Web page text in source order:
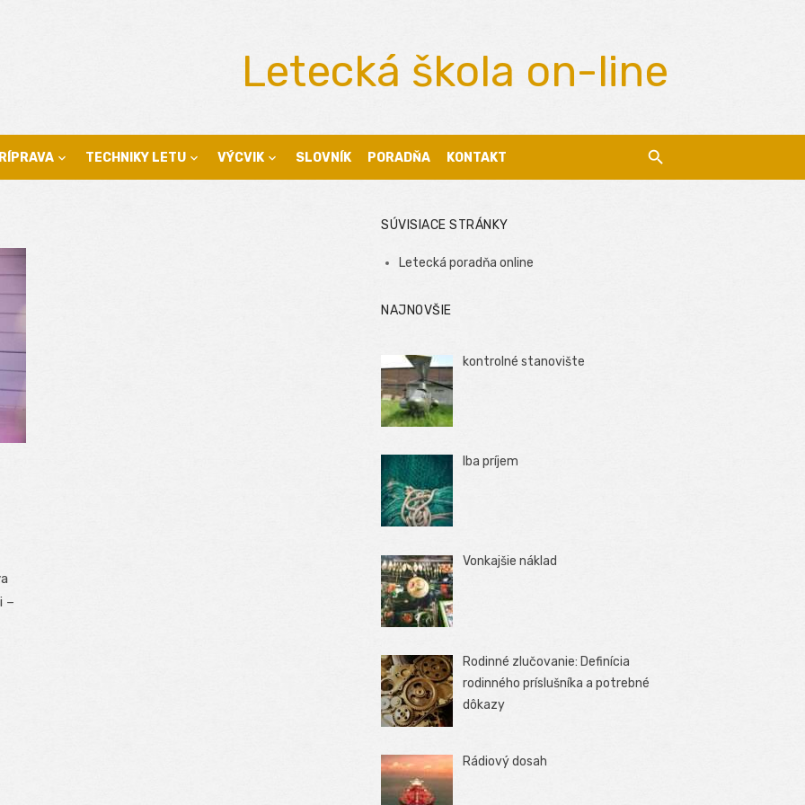
Letecká škola on-line
TECHNIKY LETU VÝCVIK SLOVNÍK PORADŇA KONTAKT
–
SÚVISIACE STRÁNKY
Letecká poradňa online
NAJNOVŠIE
kontrolné stanovište
Iba príjem
Vonkajšie náklad
Rodinné zlučovanie: Definícia
rodinného príslušníka a potrebné
dôkazy
Rádiový dosah